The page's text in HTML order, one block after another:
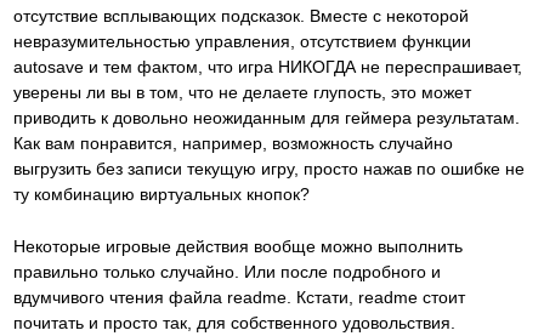
отсутствие всплывающих подсказок. Вместе с некоторой
невразумительностью управления, отсутствием функции
autosave и тем фактом, что игра НИКОГДА не переспрашивает,
уверены ли вы в том, что не делаете глупость, это может
приводить к довольно неожиданным для геймера результатам.
Как вам понравится, например, возможность случайно
выгрузить без записи текущую игру, просто нажав по ошибке не
ту комбинацию виртуальных кнопок?
Некоторые игровые действия вообще можно выполнить
правильно только случайно. Или после подробного и
вдумчивого чтения файла readme. Кстати, readme стоит
почитать и просто так, для собственного удовольствия.